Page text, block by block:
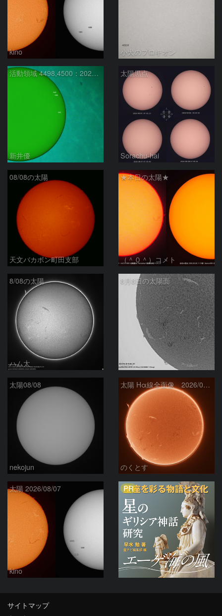
kino 小犬のプロキオン
活動領域 4498,4500：2026/08/08
新井優
太陽黒点
Sorachu-hai
08/08の太陽
天文バカボン町田支部
★本日の太陽★
（＾０＾）コメト
8/08の太陽
ハム太
8月8日の太陽面
ta-o
太陽08/08
nekojun
太陽 Hα線全面像 2026/08/08
のくとす
太陽 2026/08/07
kino
PR
サイトマップ